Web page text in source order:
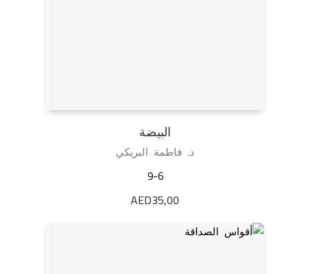
البيضة
د. فاطمة البريكي
9-6
AED35,00